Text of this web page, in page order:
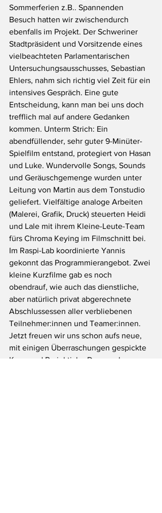
Sommerferien z.B.. Spannenden
Besuch hatten wir zwischendurch
ebenfalls im Projekt. Der Schweriner
Stadtpräsident und Vorsitzende eines
vielbeachteten Parlamentarischen
Untersuchungsausschusses, Sebastian
Ehlers, nahm sich richtig viel Zeit für ein
intensives Gespräch. Eine gute
Entscheidung, kann man bei uns doch
trefflich mal auf andere Gedanken
kommen. Unterm Strich: Ein
abendfüllender, sehr guter 9-Minüter-
Spielfilm entstand, protegiert von Hasan
und Luke. Wundervolle Songs, Sounds
und Geräuschgemenge wurden unter
Leitung von Martin aus dem Tonstudio
geliefert. Vielfältige analoge Arbeiten
(Malerei, Grafik, Druck) steuerten Heidi
und Lale mit ihrem Kleine-Leute-Team
fürs Chroma Keying im Filmschnitt bei.
Im Raspi-Lab koordinierte Yannis
gekonnt das Programmierangebot. Zwei
kleine Kurzfilme gab es noch
obendrauf, wie auch das dienstliche,
aber natürlich privat abgerechnete
Abschlussessen aller verbliebenen
Teilnehmer:innen und Teamer:innen.
Jetzt freuen wir uns schon aufs neue,
mit einigen Überraschungen gespickte
Kurs- und Projektjahr. Dazu mehr: